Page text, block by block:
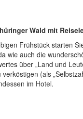
Wald mit
Frühstück starten
wie auch die
über „Land und
(als
im Hotel.